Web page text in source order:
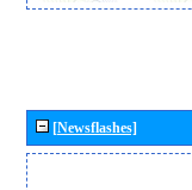
[Newsflashes]